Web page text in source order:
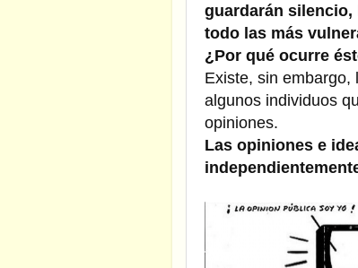
guardarán
todo las más
¿Por qué ocurre
Existe, sin embargo,
algunos individuos
opiniones.
Las opiniones e